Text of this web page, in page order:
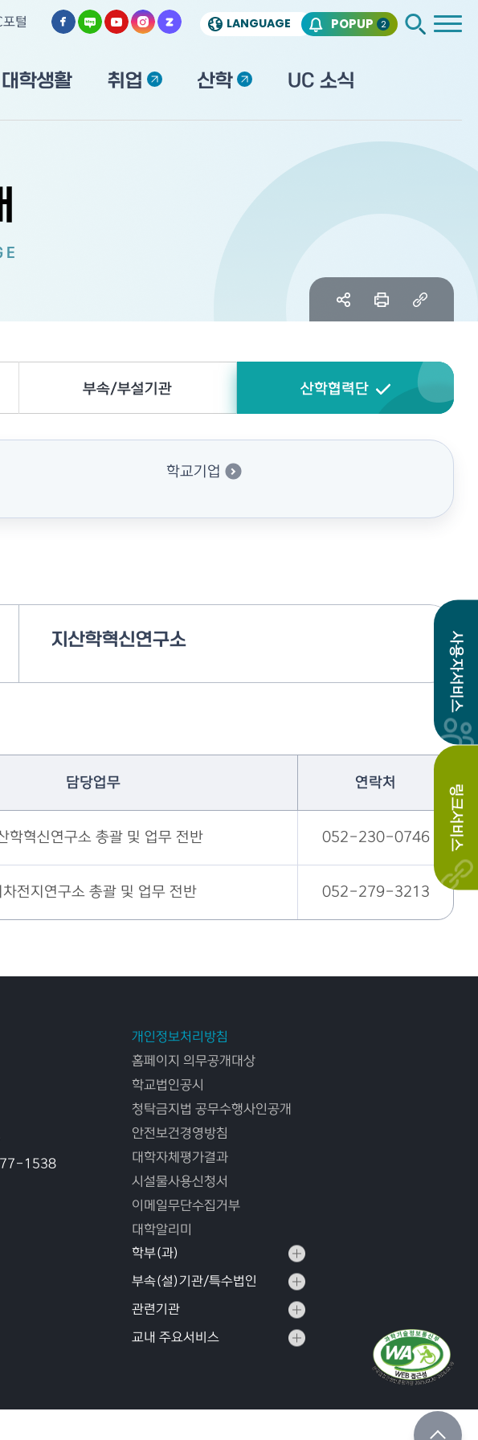
POPUP 2
사용자서비스
링크서비스
털 LANGUAGE
대학생활 취업 산학 UC 소식
부속/부설기관 산학협력단
학교기업
지산학혁신연구소
담당업무 연락처
학혁신연구소 총괄 및 업무 전반 052-230-0746
차전지연구소 총괄 및 업무 전반 052-279-3213
1538
개인정보처리방침
홈페이지 의무공개대상
학교법인공시
청탁금지법 공무수행사인공개
안전보건경영방침
대학자체평가결과
시설물사용신청서
이메일무단수집거부
대학알리미
학부(과)
부속(설)기관/특수법인
관련기관
교내 주요서비스